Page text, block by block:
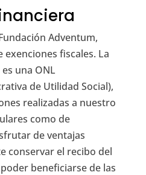
Adventum,
fiscales. La
una ONL
de Utilidad Social),
realizadas a nuestro
como de
de ventajas
conservar el recibo del
beneficiarse de las